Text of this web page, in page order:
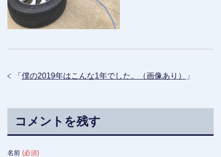
「 僕の2019年はこんな1年でした。（画像あり） 」
コメントを残す
名前 (必須)